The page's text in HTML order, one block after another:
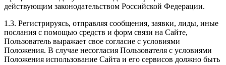
действующим законодательством Российской Федерации.
1.3. Регистрируясь, отправляя сообщения, заявки, лиды, иные
послания с помощью средств и форм связи на Сайте,
Пользователь выражает свое согласие с условиями
Положения. В случае несогласия Пользователя с условиями
Положения использование Сайта и его сервисов должно быть